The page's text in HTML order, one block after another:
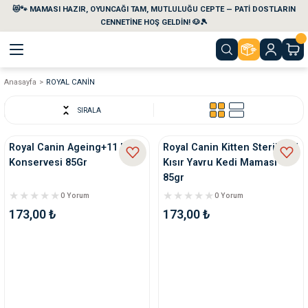
😻🐾 MAMASI HAZIR, OYUNCAĞI TAM, MUTLULUĞU CEPTE — PATİ DOSTLARIN
CENNETİNE HOŞ GELDİN! 🐶🎾
Geri Dön
Geri Dön
Temizlik Ürünleri
Geri Dön
Geri Dön
Geri Dön
Geri Dön
Anasayfa ROYAL CANİN
SIRALA
Royal Canin Ageing+11 Kedi
Konservesi 85Gr
0 Yorum
173,00 ₺
Royal Canin Kitten Sterilised
Kısır Yavru Kedi Maması
85gr
0 Yorum
173,00 ₺